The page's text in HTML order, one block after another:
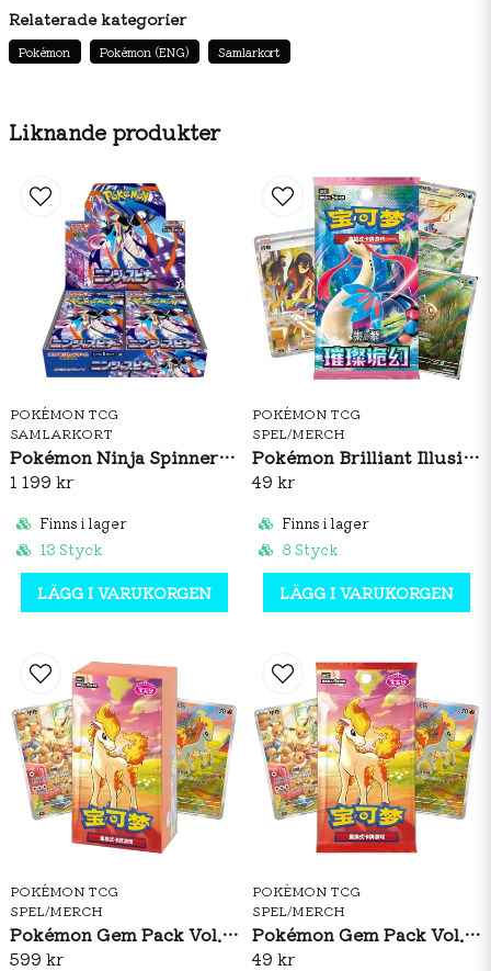
Liknande produkter
POKÉMON TCG
SAMLARKORT
Pokémon Ninja Spinner Booster Box (JP)
1 199 kr
Finns i lager
13 Styck
LÄGG I VARUKORGEN
POKÉMON TCG
SPEL/MERCH
Pokémon Brilliant Illusions CSV8C Booster Pack Slim (S-CH)
49 kr
Finns i lager
8 Styck
LÄGG I VARUKORGEN
POKÉMON TCG
SPEL/MERCH
Pokémon Gem Pack Vol. 4 Booster Box (S-CH)
599 kr
POKÉMON TCG
SPEL/MERCH
Pokémon Gem Pack Vol. 4 Booster Pack (S-CH)
49 kr
Relaterade kategorier
Pokémon Pokémon (ENG) Samlarkort